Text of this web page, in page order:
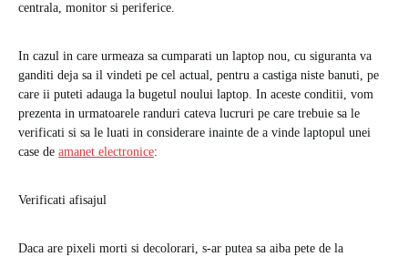
centrala, monitor si periferice.
In cazul in care urmeaza sa cumparati un laptop nou, cu siguranta va
ganditi deja sa il vindeti pe cel actual, pentru a castiga niste banuti, pe
care ii puteti adauga la bugetul noului laptop. In aceste conditii, vom
prezenta in urmatoarele randuri cateva lucruri pe care trebuie sa le
verificati si sa le luati in considerare inainte de a vinde laptopul unei
case de amanet electronice:
Verificati afisajul
Daca are pixeli morti si decolorari, s-ar putea sa aiba pete de la